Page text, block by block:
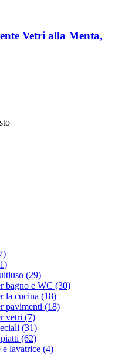
Vetri alla Menta,
(29)
bagno e WC (30)
la cucina (18)
pavimenti (18)
vetri (7)
(31)
(62)
lavatrice (4)